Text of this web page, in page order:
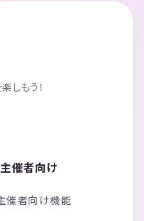
しもう！
主催者向け
催者向け機能